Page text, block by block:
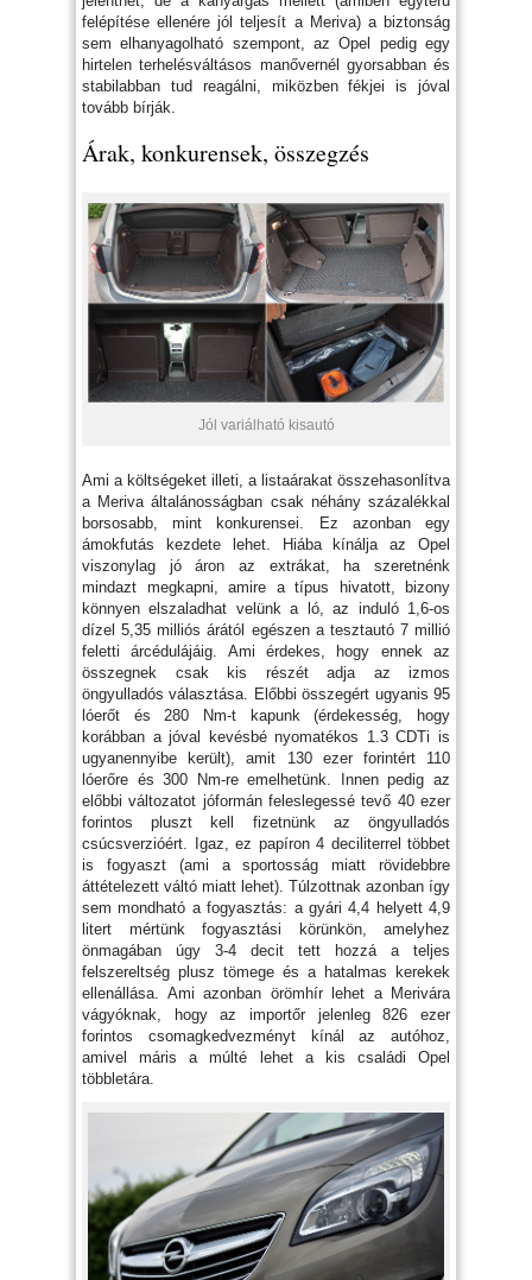
felépítése ellenére jól teljesít a Meriva) a biztonság
sem elhanyagolható szempont, az Opel pedig egy
hirtelen terhelésváltásos manővernél gyorsabban és
stabilabban tud reagálni, miközben fékjei is jóval
tovább bírják.
Árak, konkurensek, összegzés
Jól variálható kisautó
Ami a költségeket illeti, a listaárakat összehasonlítva
a Meriva általánosságban csak néhány százalékkal
borsosabb, mint konkurensei. Ez azonban egy
ámokfutás kezdete lehet. Hiába kínálja az Opel
viszonylag jó áron az extrákat, ha szeretnénk
mindazt megkapni, amire a típus hivatott, bizony
könnyen elszaladhat velünk a ló, az induló 1,6-os
dízel 5,35 milliós árától egészen a tesztautó 7 millió
feletti árcédulájáig. Ami érdekes, hogy ennek az
összegnek csak kis részét adja az izmos
öngyulladós választása. Előbbi összegért ugyanis 95
lóerőt és 280 Nm-t kapunk (érdekesség, hogy
korábban a jóval kevésbé nyomatékos 1.3 CDTi is
ugyanennyibe került), amit 130 ezer forintért 110
lóerőre és 300 Nm-re emelhetünk. Innen pedig az
előbbi változatot jóformán feleslegessé tevő 40 ezer
forintos pluszt kell fizetnünk az öngyulladós
csúcsverzióért. Igaz, ez papíron 4 deciliterrel többet
is fogyaszt (ami a sportosság miatt rövidebbre
áttételezett váltó miatt lehet). Túlzottnak azonban így
sem mondható a fogyasztás: a gyári 4,4 helyett 4,9
litert mértünk fogyasztási körünkön, amelyhez
önmagában úgy 3-4 decit tett hozzá a teljes
felszereltség plusz tömege és a hatalmas kerekek
ellenállása. Ami azonban örömhír lehet a Merivára
vágyóknak, hogy az importőr jelenleg 826 ezer
forintos csomagkedvezményt kínál az autóhoz,
amivel máris a múlté lehet a kis családi Opel
többletára.